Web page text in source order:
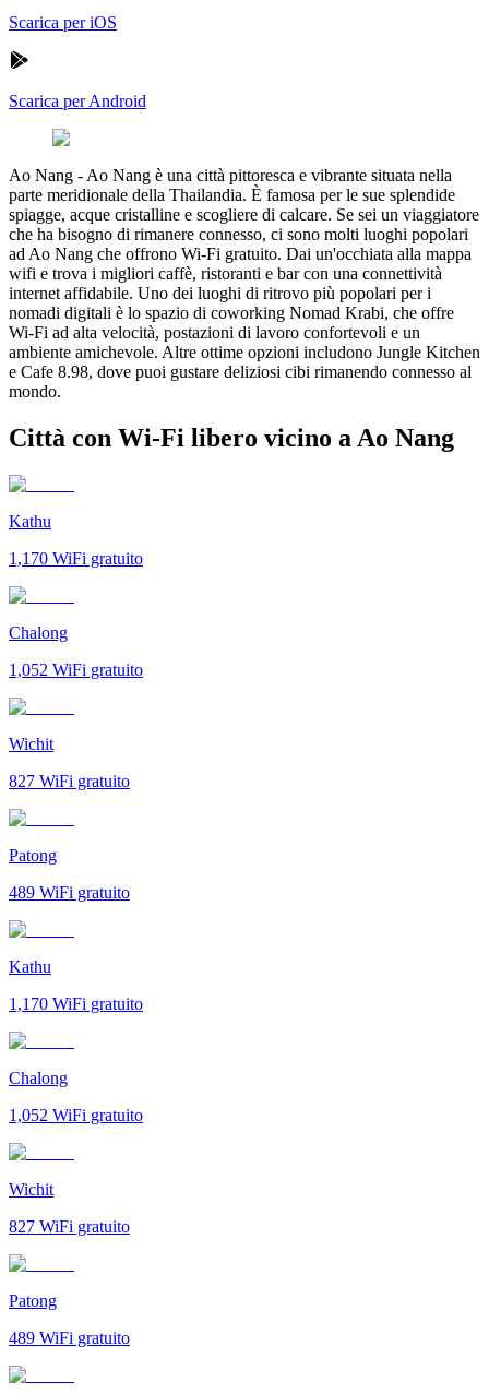
Scarica per iOS
Scarica per Android
Ao Nang - Ao Nang è una città pittoresca e vibrante situata nella
parte meridionale della Thailandia. È famosa per le sue splendide
spiagge, acque cristalline e scogliere di calcare. Se sei un viaggiatore
che ha bisogno di rimanere connesso, ci sono molti luoghi popolari
ad Ao Nang che offrono Wi-Fi gratuito. Dai un'occhiata alla mappa
wifi e trova i migliori caffè, ristoranti e bar con una connettività
internet affidabile. Uno dei luoghi di ritrovo più popolari per i
nomadi digitali è lo spazio di coworking Nomad Krabi, che offre
Wi-Fi ad alta velocità, postazioni di lavoro confortevoli e un
ambiente amichevole. Altre ottime opzioni includono Jungle Kitchen
e Cafe 8.98, dove puoi gustare deliziosi cibi rimanendo connesso al
mondo.
Città con Wi-Fi libero vicino a Ao Nang
Kathu
1,170 WiFi gratuito
Chalong
1,052 WiFi gratuito
Wichit
827 WiFi gratuito
Patong
489 WiFi gratuito
Kathu
1,170 WiFi gratuito
Chalong
1,052 WiFi gratuito
Wichit
827 WiFi gratuito
Patong
489 WiFi gratuito